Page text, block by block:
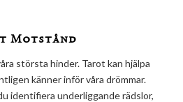
Motstånd
största hinder. Tarot kan hjälpa
känner inför våra drömmar.
identifiera underliggande rädslor,